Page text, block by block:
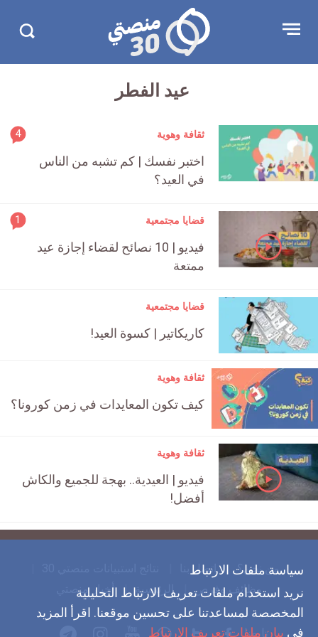
سياسة ملفات الارتباط
نريد استخدام ملفات تعريف الارتباط التحليلية
المخصصة لمساعدتنا على تحسين موقعنا. اقرأ المزيد
في بيان ملفات تعريف الارتباط
الإعلان
منصتي
30
عيد الفطر
ثقافة وهوية 4
اختبر نفسك | كم تشبه من الناس
في العيد؟
قضايا مجتمعية 1
فيديو | 10 نصائح لقضاء إجازة عيد
ممتعة
قضايا مجتمعية
كاريكاتير | كسوة العيد!
ثقافة وهوية
كيف تكون المعايدات في زمن كورونا؟
ثقافة وهوية
فيديو | العيدية.. بهجة للجميع والكاش
أفضل!
من نحن؟ اتصل بنا
وظائف وفرص
الرئيسية أخبار منصتي
تابعنا